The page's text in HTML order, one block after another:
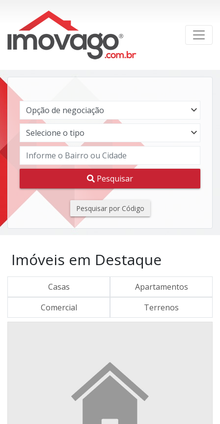
Pesquisar
Pesquisar por Código
Imóveis em Destaque
Casas
Apartamentos
Comercial
Terrenos